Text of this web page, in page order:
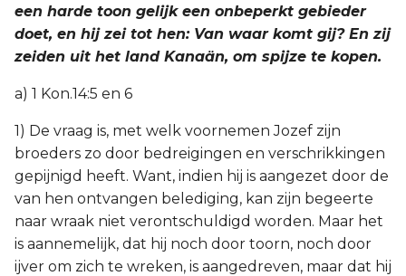
een harde toon gelijk een onbeperkt gebieder
doet, en hij zei tot hen: Van waar komt gij? En zij
zeiden uit het land Kanaän, om spijze te kopen.
a) 1 Kon.14:5 en 6
1) De vraag is, met welk voornemen Jozef zijn
broeders zo door bedreigingen en verschrikkingen
gepijnigd heeft. Want, indien hij is aangezet door de
van hen ontvangen belediging, kan zijn begeerte
naar wraak niet verontschuldigd worden. Maar het
is aannemelijk, dat hij noch door toorn, noch door
ijver om zich te wreken, is aangedreven, maar dat hij